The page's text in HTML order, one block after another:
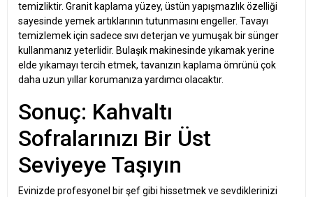
temizliktir. Granit kaplama yüzey, üstün yapışmazlık özelliği
sayesinde yemek artıklarının tutunmasını engeller. Tavayı
temizlemek için sadece sıvı deterjan ve yumuşak bir sünger
kullanmanız yeterlidir. Bulaşık makinesinde yıkamak yerine
elde yıkamayı tercih etmek, tavanızın kaplama ömrünü çok
daha uzun yıllar korumanıza yardımcı olacaktır.
Sonuç: Kahvaltı
Sofralarınızı Bir Üst
Seviyeye Taşıyın
Evinizde profesyonel bir şef gibi hissetmek ve sevdiklerinizi